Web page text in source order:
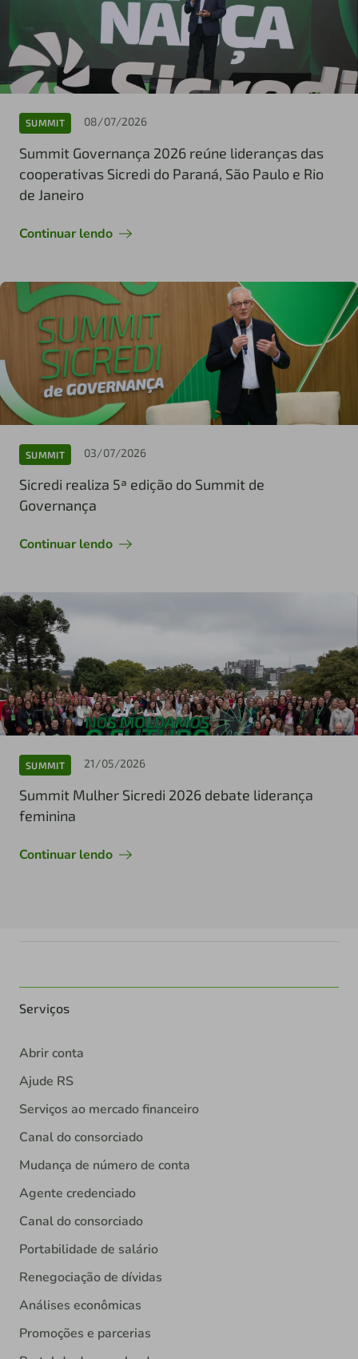
SUMMIT 08/07/2026
Summit Governança 2026 reúne lideranças das
cooperativas Sicredi do Paraná, São Paulo e Rio
de Janeiro
Continuar lendo
SUMMIT 03/07/2026
Sicredi realiza 5ª edição do Summit de
Governança
Continuar lendo
SUMMIT 21/05/2026
Summit Mulher Sicredi 2026 debate liderança
feminina
Continuar lendo
Serviços
Abrir conta
Ajude RS
Serviços ao mercado financeiro
Canal do consorciado
Mudança de número de conta
Agente credenciado
Canal do consorciado
Portabilidade de salário
Renegociação de dívidas
Análises econômicas
Promoções e parcerias